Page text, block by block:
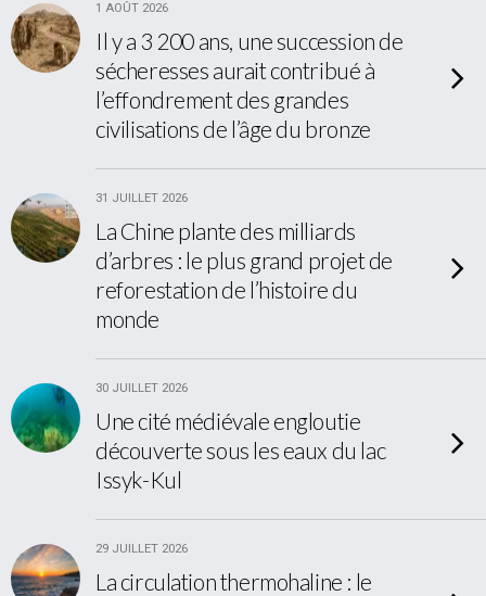
1 AOÛT 2026
Il y a 3 200 ans, une succession de
sécheresses aurait contribué à
l’effondrement des grandes
civilisations de l’âge du bronze
31 JUILLET 2026
La Chine plante des milliards
d’arbres : le plus grand projet de
reforestation de l’histoire du
monde
30 JUILLET 2026
Une cité médiévale engloutie
découverte sous les eaux du lac
Issyk-Kul
29 JUILLET 2026
La circulation thermohaline : le